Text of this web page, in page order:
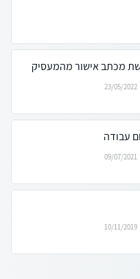
מכתב אישור מהמעסיק
23/05/2022
עבודה
09/07/2021
10/11/2019